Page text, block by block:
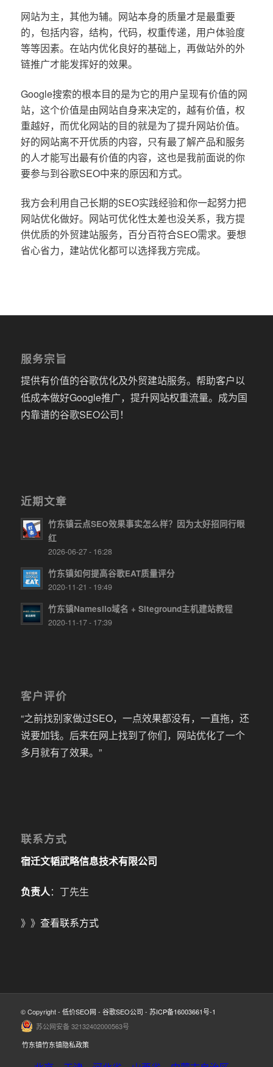
网站为主，其他为辅。网站本身的质量才是最重要
的，包括内容，结构，代码，权重传递，用户体验度
等等因素。在站内优化良好的基础上，再做站外的外
链推广才能发挥好的效果。
Google搜索的根本目的是为它的用户呈现有价值的网
站，这个价值是由网站自身来决定的，越有价值，权
重越好，而优化网站的目的就是为了提升网站价值。
好的网站离不开优质的内容，只有最了解产品和服务
的人才能写出最有价值的内容，这也是我前面说的你
要参与到谷歌SEO中来的原因和方式。
我方会利用自己长期的SEO实践经验和你一起努力把
网站优化做好。网站可优化性太差也没关系，我方提
供优质的外贸建站服务，百分百符合SEO需求。要想
省心省力，建站优化都可以选择我方完成。
服务宗旨
提供有价值的谷歌优化及外贸建站服务。帮助客户以
低成本做好Google推广，提升网站权重流量。成为国
内靠谱的谷歌SEO公司！
近期文章
竹东镇云点SEO效果事实怎么样？因为太好招同行眼
红
2026-06-27 - 16:28
竹东镇如何提高谷歌EAT质量评分
2020-11-21 - 19:49
竹东镇Namesilo域名 + Siteground主机建站教程
2020-11-17 - 17:39
客户评价
“之前找别家做过SEO，一点效果都没有，一直拖，还
说要加钱。后来在网上找到了你们，网站优化了一个
多月就有了效果。”
联系方式
宿迁文韬武略信息技术有限公司
负责人：丁先生
》》 查看联系方式
© Copyright - 低价SEO网 - 谷歌SEO公司 - 苏ICP备16003661号-1
苏公网安备 32132402000563号
竹东镇竹东镇隐私政策